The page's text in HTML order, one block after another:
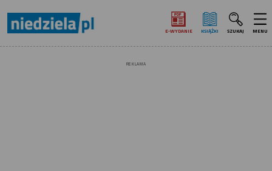
E‑WYDANIE KSIĄŻKI SZUKAJ MENU
REKLAMA